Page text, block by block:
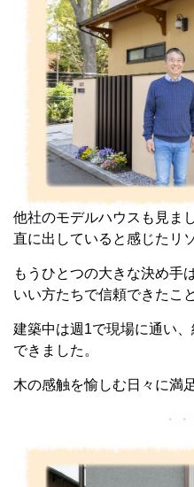
他社のモデルハウスも見ま
直に出していると感じたリ
もうひとつの大きな決め手
いい方たちで信頼できたこ
建築中は週1で現場に通い
できました。
木の感触を愉しむ日々に満
・